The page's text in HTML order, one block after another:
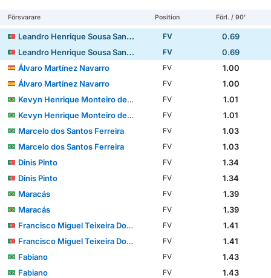
Försvarare Position Förl. / 90'
Leandro Henrique Sousa Santos FV
0.69
Leandro Henrique Sousa Santos
FV
0.69
Álvaro Martínez Navarro
FV
1.00
Álvaro Martínez Navarro
FV
1.00
Kevyn Henrique Monteiro de Souza
FV
1.01
Kevyn Henrique Monteiro de Souza
FV
1.01
Marcelo dos Santos Ferreira
FV
1.03
Marcelo dos Santos Ferreira
FV
1.03
Dinis Pinto
FV
1.34
Dinis Pinto
FV
1.34
Maracás
FV
1.39
Maracás
FV
1.39
Francisco Miguel Teixeira Domingues
FV
1.41
Francisco Miguel Teixeira Domingues
FV
1.41
Fabiano
FV
1.43
Fabiano
FV
1.43